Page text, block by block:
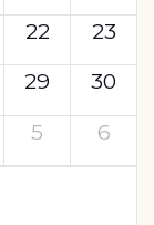
22
23
29
30
5 6